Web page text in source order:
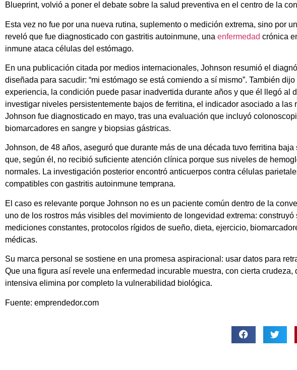
Blueprint, volvió a poner el debate sobre la salud preventiva en el centro de la
Esta vez no fue por una nueva rutina, suplemento o medición extrema, sino por
reveló que fue diagnosticado con gastritis autoinmune, una enfermedad crónica
inmune ataca células del estómago.
En una publicación citada por medios internacionales, Johnson resumió el
diseñada para sacudir: “mi estómago se está comiendo a sí mismo”. También
experiencia, la condición puede pasar inadvertida durante años y que él llegó al
investigar niveles persistentemente bajos de ferritina, el indicador asociado a las
Johnson fue diagnosticado en mayo, tras una evaluación que incluyó
biomarcadores en sangre y biopsias gástricas.
Johnson, de 48 años, aseguró que durante más de una década tuvo ferritina baja
que, según él, no recibió suficiente atención clínica porque sus niveles de
normales. La investigación posterior encontró anticuerpos contra células
compatibles con gastritis autoinmune temprana.
El caso es relevante porque Johnson no es un paciente común dentro de la
uno de los rostros más visibles del movimiento de longevidad extrema: construyó
mediciones constantes, protocolos rígidos de sueño, dieta, ejercicio,
médicas.
Su marca personal se sostiene en una promesa aspiracional: usar datos para
Que una figura así revele una enfermedad incurable muestra, con cierta crudeza,
intensiva elimina por completo la vulnerabilidad biológica.
Fuente: emprendedor.com